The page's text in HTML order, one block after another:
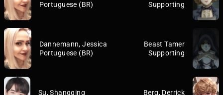
Portuguese (BR)
Supporting
Dannemann, Jessica
Portuguese (BR)
Beast Tamer
Supporting
Su, Shangqing
Berg, Derrick